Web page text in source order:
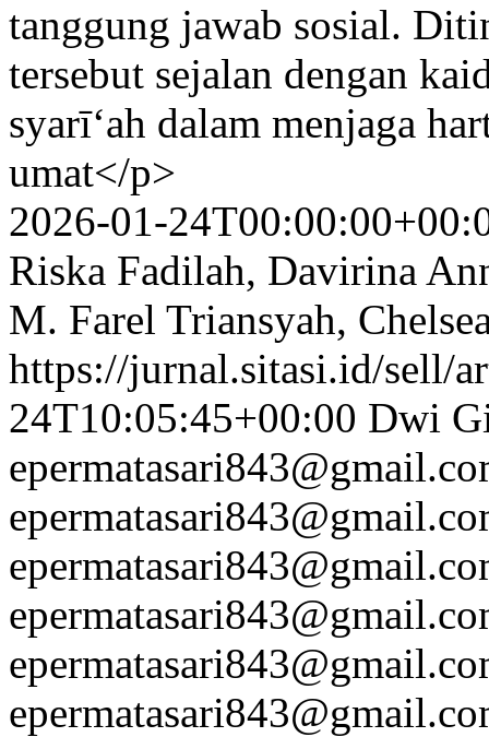
tanggung jawab sosial.
tersebut sejalan dengan
syarī‘ah dalam menjaga
umat</p>
2026-01-
Riska Fadilah, Davirina
M. Farel Triansyah,
https://jurnal.sitasi.id/sell/
24T10:05:45+00:00 Dwi